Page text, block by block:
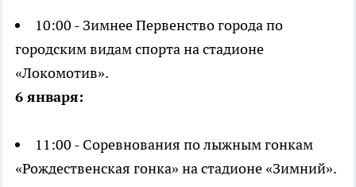
10:00 - Зимнее Первенство города по
городским видам спорта на стадионе
«Локомотив».
6 января:
11:00 - Соревнования по лыжным гонкам
«Рождественская гонка» на стадионе «Зимний».